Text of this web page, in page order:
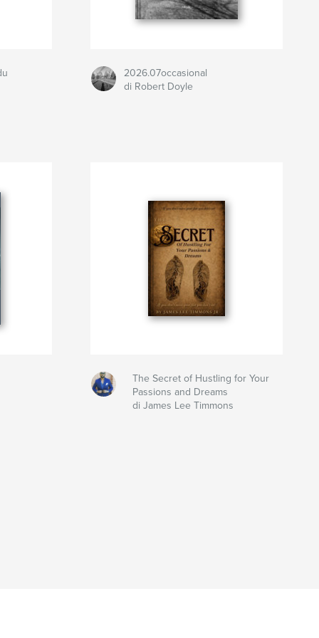
2026.07occasional
di Robert Doyle
The Secret of Hustling for Your
Passions and Dreams
di James Lee Timmons